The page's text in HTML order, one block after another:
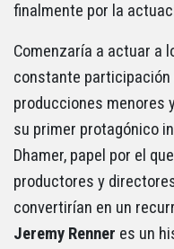
finalmente por la
Comenzaría a actuar a
constante participación
producciones menores
su primer protagónico
Dhamer, papel por el
productores y
convertirían en un
Jeremy Renner es un